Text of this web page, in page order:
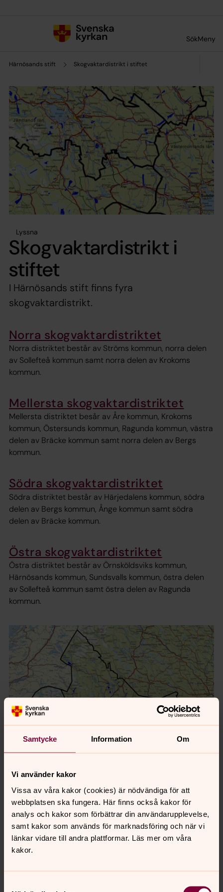
Samtycke Information Om
Vi använder kakor
Vissa av våra kakor (cookies) är nödvändiga för att
webbplatsen ska fungera. Här finns också kakor för
analys och kakor som förbättrar din användarupplevelse,
samt kakor som används för marknadsföring och när vi
länkar vidare till andra plattformar. Läs mer om våra
kakor.
SökMeny
Härnösands stift Skogvaktardistrikt i stiftet
Lyssna
Skogvaktardistrikt i
stiftet
I Härnösands stift finns fyra
skogvaktardistrikt.
Norra skogvaktardistriktet
Norra distriktet består av Ströms kommun, norra delen
av Sollefteå kommun samt norra delen av Krokoms
kommun.
Mellersta skogvaktardistriktet
Mellersta distriktet besår av Åre kommun, Krokoms
kommun, Östersunds kommun, Ragunda kommun, västra
delen av Bräcke kommun samt norra delen av Bergs
kommun.
Södra skogvaktardistriktet
Södra distriktet består av Härjedalens kommun, södra
delen av Bergs kommun, Ånge kommun samt södra
delen av Bräcke kommun.
Östra skogvaktardistriktet
Östra distriktet består av Örnsköldsviks kommun,
Härnösands kommun, Sundsvalls kommun, östra delen
av Sollefteå kommun samt östra delen av Ragunda
kommun.
Egendomsförvaltningen
Förutom skog ingår även annan mark och fonder i de